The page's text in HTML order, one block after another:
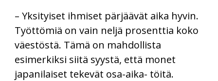
– Yksityiset ihmiset pärjäävät aika hyvin.
Työttömiä on vain neljä prosenttia koko
väestöstä. Tämä on mahdollista
esimerkiksi siitä syystä, että monet
japanilaiset tekevät osa-aika- töitä.